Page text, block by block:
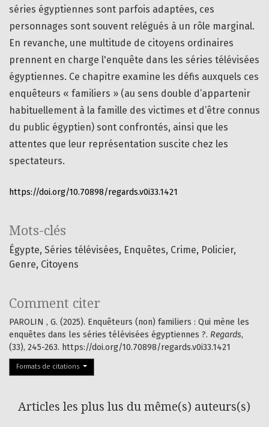
Mots-clés
Égypte Séries télévisées Enquêtes Crime Policier
Genre Citoyens
Comment citer
PAROLIN , G. (2025). Enquêteurs (non) familiers : Qui mène les
enquêtes dans les séries télévisées égyptiennes ?. Regards,
(33), 245-263. https://doi.org/10.70898/regards.v0i33.1421
Formats de citations
séries égyptiennes sont parfois adaptées, ces
personnages sont souvent relégués à un rôle marginal.
En revanche, une multitude de citoyens ordinaires
prennent en charge l'enquête dans les séries télévisées
égyptiennes. Ce chapitre examine les défis auxquels ces
enquêteurs « familiers » (au sens double d’appartenir
habituellement à la famille des victimes et d’être connus
du public égyptien) sont confrontés, ainsi que les
attentes que leur représentation suscite chez les
spectateurs.
https://doi.org/10.70898/regards.v0i33.1421
Articles les plus lus du même(s) auteurs(s)